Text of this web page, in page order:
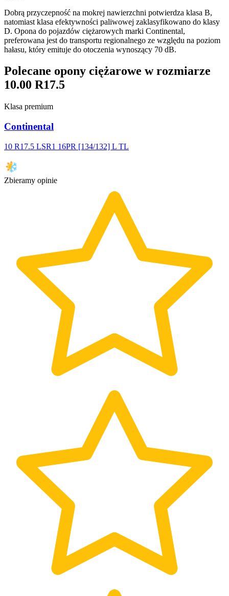
Dobrą przyczepność na mokrej nawierzchni potwierdza klasa B,
natomiast klasa efektywności paliwowej zaklasyfikowano do klasy
D. Opona do pojazdów ciężarowych marki Continental,
preferowana jest do transportu regionalnego ze względu na poziom
hałasu, który emituje do otoczenia wynoszący 70 dB.
Polecane opony ciężarowe w rozmiarze
10.00 R17.5
Klasa premium
Continental
10 R17.5 LSR1 16PR [134/132] L TL
Zbieramy opinie